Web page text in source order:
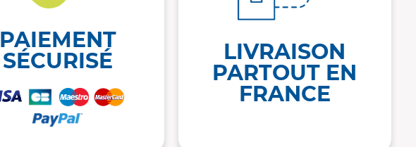
PAIEMENT
SÉCURISÉ
LIVRAISON
PARTOUT EN
FRANCE